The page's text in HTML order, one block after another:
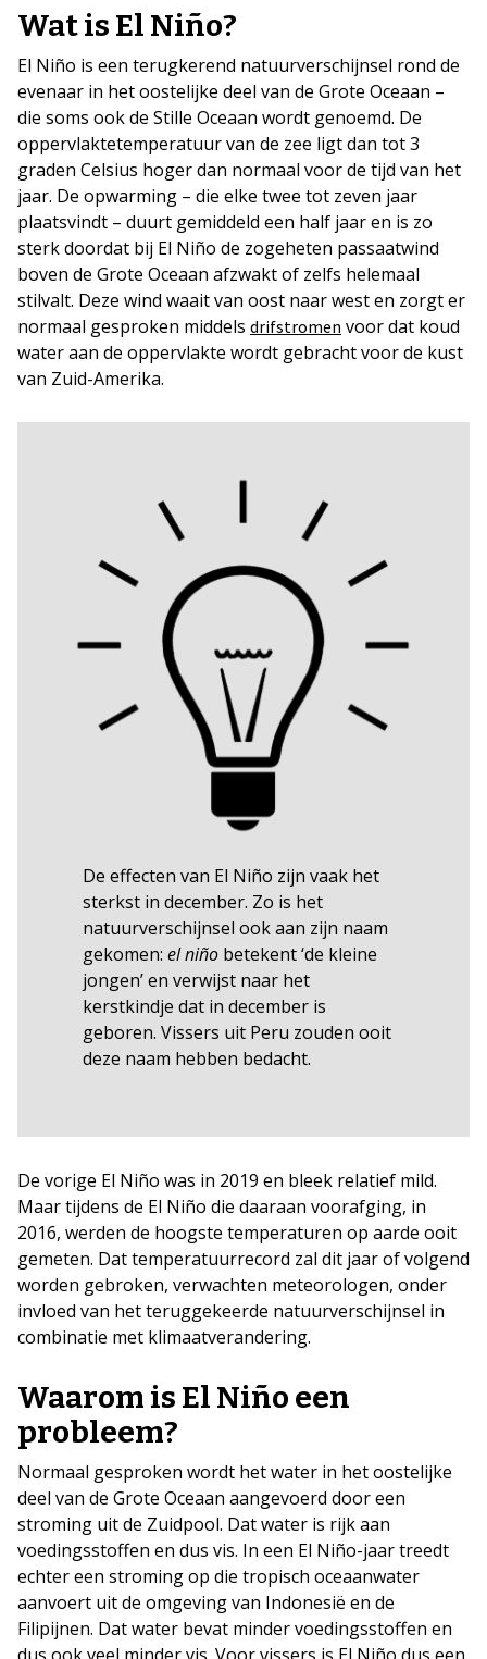
Wat is El Niño?
El Niño is een terugkerend natuurverschijnsel rond de
evenaar in het oostelijke deel van de Grote Oceaan –
die soms ook de Stille Oceaan wordt genoemd. De
oppervlaktetemperatuur van de zee ligt dan tot 3
graden Celsius hoger dan normaal voor de tijd van het
jaar. De opwarming – die elke twee tot zeven jaar
plaatsvindt – duurt gemiddeld een half jaar en is zo
sterk doordat bij El Niño de zogeheten passaatwind
boven de Grote Oceaan afzwakt of zelfs helemaal
stilvalt. Deze wind waait van oost naar west en zorgt er
normaal gesproken middels drifstromen voor dat koud
water aan de oppervlakte wordt gebracht voor de kust
van Zuid-Amerika.
De effecten van El Niño zijn vaak het
sterkst in december. Zo is het
natuurverschijnsel ook aan zijn naam
gekomen:el niño betekent ‘de kleine
jongen’ en verwijst naar het
kerstkindje dat in december is
geboren. Vissers uit Peru zouden ooit
deze naam hebben bedacht.
De vorige El Niño was in 2019 en bleek relatief mild.
Maar tijdens de El Niño die daaraan voorafging, in
2016, werden de hoogste temperaturen op aarde ooit
gemeten. Dat temperatuurrecord zal dit jaar of volgend
worden gebroken, verwachten meteorologen, onder
invloed van het teruggekeerde natuurverschijnsel in
combinatie met klimaatverandering.
Waarom is El Niño een
probleem?
Normaal gesproken wordt het water in het oostelijke
deel van de Grote Oceaan aangevoerd door een
stroming uit de Zuidpool. Dat water is rijk aan
voedingsstoffen en dus vis. In een El Niño-jaar treedt
echter een stroming op die tropisch oceaanwater
aanvoert uit de omgeving van Indonesië en de
Filipijnen. Dat water bevat minder voedingsstoffen en